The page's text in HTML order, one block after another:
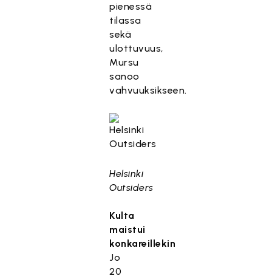
pienessä
tilassa
sekä
ulottuvuus,
Mursu
sanoo
vahvuuksikseen.
Helsinki
Outsiders
Kulta
maistui
konkareillekin
Jo
20